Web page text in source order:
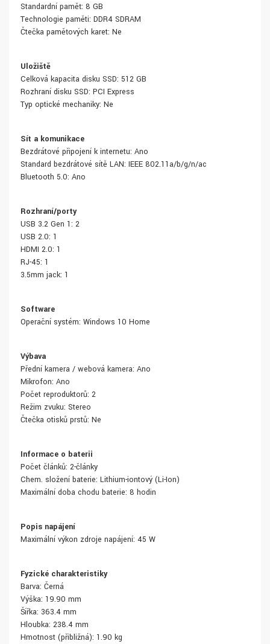
Standardní paměť: 8 GB
Technologie paměti: DDR4 SDRAM
Čtečka paměťových karet: Ne
Uložiště
Celková kapacita disku SSD: 512 GB
Rozhraní disku SSD: PCI Express
Typ optické mechaniky: Ne
Síť a komunikace
Bezdrátové připojení k internetu: Ano
Standard bezdrátové sítě LAN: IEEE 802.11a/b/g/n/ac
Bluetooth 5.0: Ano
Rozhraní/porty
USB 3.2 Gen 1: 2
USB 2.0: 1
HDMI 2.0: 1
RJ-45: 1
3.5mm jack: 1
Software
Operační systém: Windows 10 Home
Výbava
Přední kamera / webová kamera: Ano
Mikrofon: Ano
Počet reproduktorů: 2
Režim zvuku: Stereo
Čtečka otisků prstů: Ne
Informace o baterii
Počet článků: 2-články
Chem. složení baterie: Lithium-iontový (Li-Ion)
Maximální doba chodu baterie: 8 hodin
Popis napájení
Maximální výkon zdroje napájení: 45 W
Fyzické charakteristiky
Barva: Černá
Výška: 19.90 mm
Šířka: 363.4 mm
Hloubka: 238.4 mm
Hmotnost (přibližná): 1.90 kg